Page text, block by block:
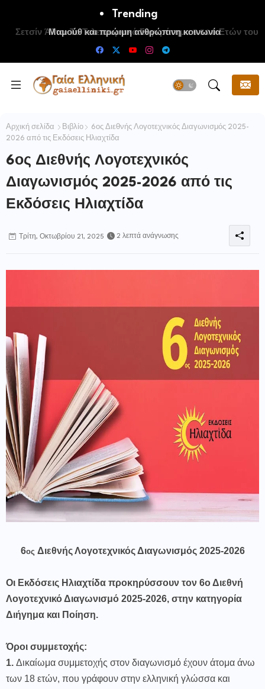
Trending
Μαμούθ και πρώιμη ανθρώπινη κοινωνία
Αρχική σελίδα Βιβλίο
6ος Διεθνής Λογοτεχνικός Διαγωνισμός 2025-
2026 από τις Εκδόσεις Ηλιαχτίδα
6ος Διεθνής Λογοτεχνικός
Διαγωνισμός 2025-2026 από τις
Εκδόσεις Ηλιαχτίδα
Τρίτη, Οκτωβρίου 21, 2025 2 λεπτά ανάγνωσης
6ος Διεθνής Λογοτεχνικός Διαγωνισμός 2025-2026
Οι Εκδόσεις Ηλιαχτίδα προκηρύσσουν τον 6ο Διεθνή
Λογοτεχνικό Διαγωνισμό 2025-2026, στην κατηγορία
Διήγημα και Ποίηση.
Όροι συμμετοχής:
1. Δικαίωμα συμμετοχής στον διαγωνισμό έχουν άτομα άνω
των 18 ετών, που γράφουν στην ελληνική γλώσσα και